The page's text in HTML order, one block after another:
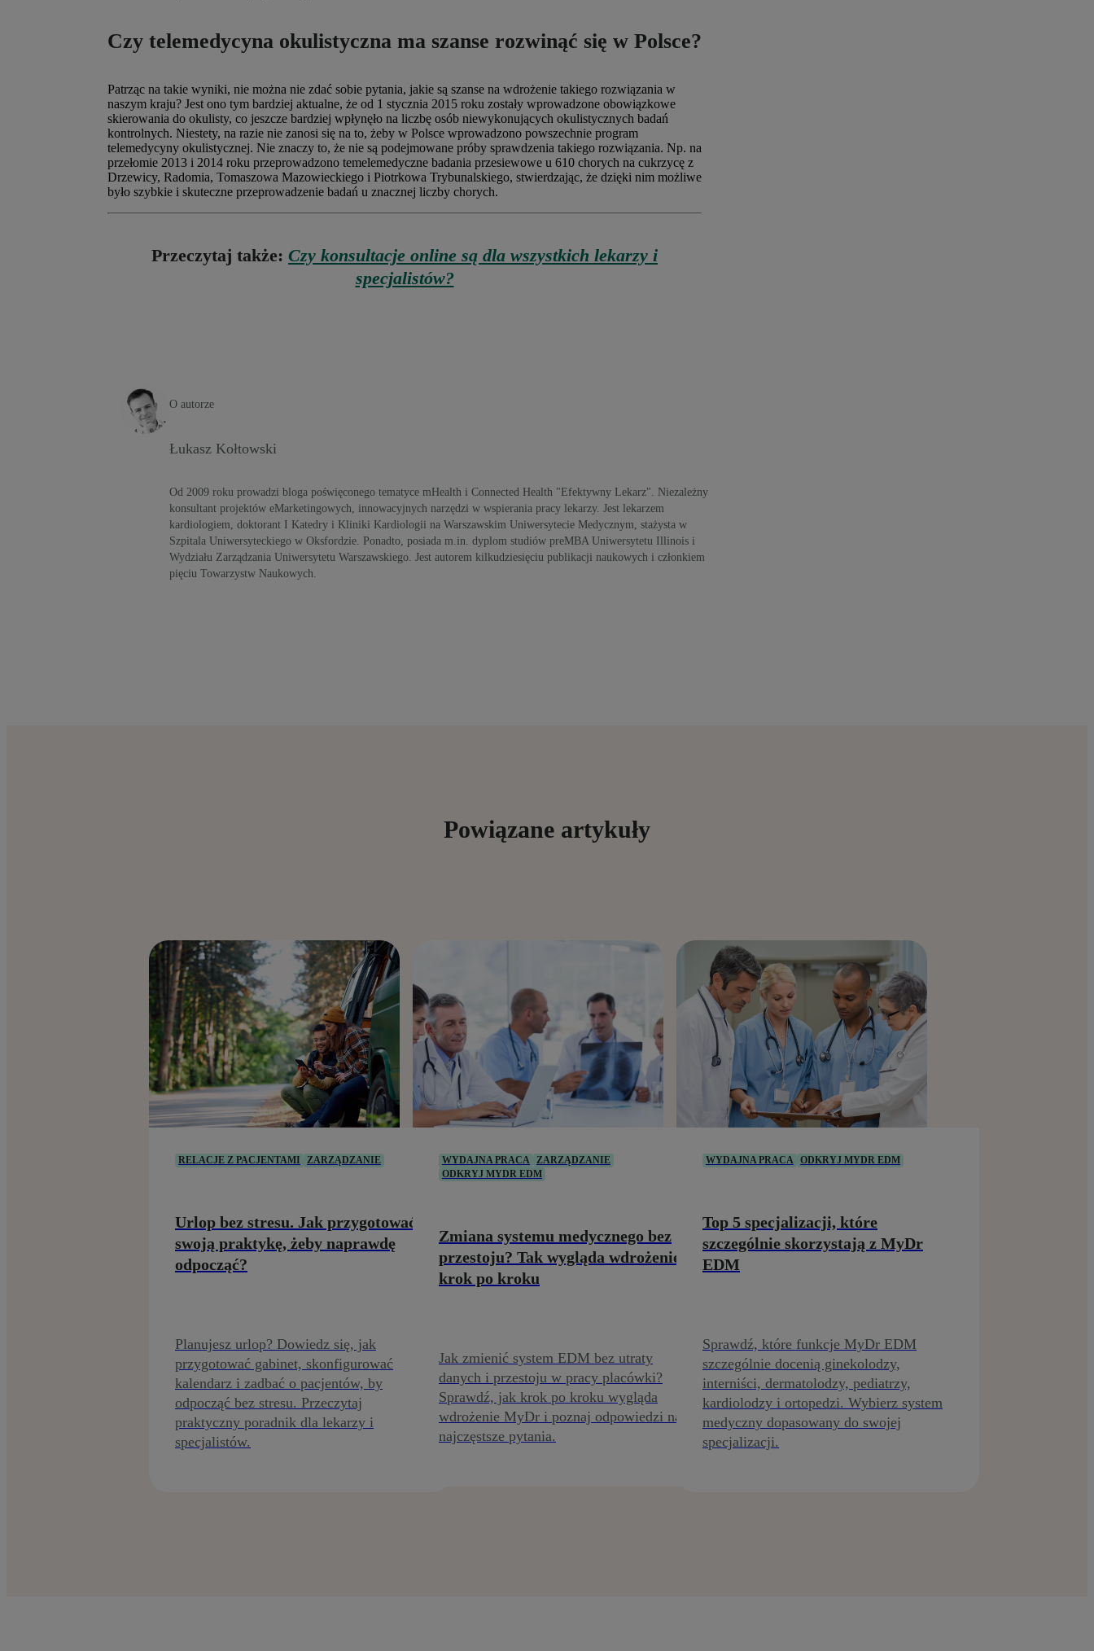
Czy telemedycyna okulistyczna ma szanse rozwinąć się w Polsce?
Patrząc na takie wyniki, nie można nie zdać sobie pytania, jakie są szanse na wdrożenie takiego rozwiązania w
naszym kraju? Jest ono tym bardziej aktualne, że od 1 stycznia 2015 roku zostały wprowadzone obowiązkowe
skierowania do okulisty, co jeszcze bardziej wpłynęło na liczbę osób niewykonujących okulistycznych badań
kontrolnych. Niestety, na razie nie zanosi się na to, żeby w Polsce wprowadzono powszechnie program
telemedycyny okulistycznej. Nie znaczy to, że nie są podejmowane próby sprawdzenia takiego rozwiązania. Np. na
przełomie 2013 i 2014 roku przeprowadzono temelemedyczne badania przesiewowe u 610 chorych na cukrzycę z
Drzewicy, Radomia, Tomaszowa Mazowieckiego i Piotrkowa Trybunalskiego, stwierdzając, że dzięki nim możliwe
było szybkie i skuteczne przeprowadzenie badań u znacznej liczby chorych.
Przeczytaj także: Czy konsultacje online są dla wszystkich lekarzy i
specjalistów?
O autorze
Łukasz Kołtowski
Od 2009 roku prowadzi bloga poświęconego tematyce mHealth i Connected Health "Efektywny Lekarz". Niezależny
konsultant projektów eMarketingowych, innowacyjnych narzędzi w wspierania pracy lekarzy. Jest lekarzem
kardiologiem, doktorant I Katedry i Kliniki Kardiologii na Warszawskim Uniwersytecie Medycznym, stażysta w
Szpitala Uniwersyteckiego w Oksfordzie. Ponadto, posiada m.in. dyplom studiów preMBA Uniwersytetu Illinois i
Wydziału Zarządzania Uniwersytetu Warszawskiego. Jest autorem kilkudziesięciu publikacji naukowych i członkiem
pięciu Towarzystw Naukowych.
Powiązane artykuły
RELACJE Z PACJENTAMI ZARZĄDZANIE
Urlop bez stresu. Jak przygotować
swoją praktykę, żeby naprawdę
odpocząć?
Planujesz urlop? Dowiedz się, jak
przygotować gabinet, skonfigurować
kalendarz i zadbać o pacjentów, by
odpocząć bez stresu. Przeczytaj
praktyczny poradnik dla lekarzy i
specjalistów.
WYDAJNA PRACA
ZARZĄDZANIE
ODKRYJ MYDR EDM
Zmiana systemu medycznego bez
przestoju? Tak wygląda wdrożenie
krok po kroku
Jak zmienić system EDM bez utraty
danych i przestoju w pracy placówki?
Sprawdź, jak krok po kroku wygląda
wdrożenie MyDr i poznaj odpowiedzi na
najczęstsze pytania.
WYDAJNA PRACA ODKRYJ MYDR EDM
Top 5 specjalizacji, które
szczególnie skorzystają z MyDr
EDM
Sprawdź, które funkcje MyDr EDM
szczególnie docenią ginekolodzy,
interniści, dermatolodzy, pediatrzy,
kardiolodzy i ortopedzi. Wybierz system
medyczny dopasowany do swojej
specjalizacji.